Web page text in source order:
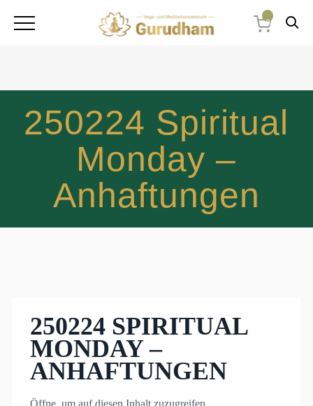
0
250224 Spiritual
Monday –
Anhaftungen
250224 SPIRITUAL
MONDAY –
ANHAFTUNGEN
Öffne, um auf diesen Inhalt zuzugreifen